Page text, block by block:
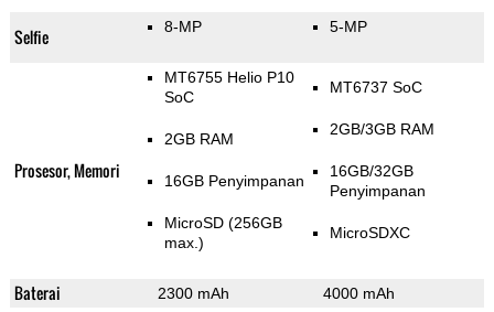
Selfie 8-MP 5-MP
Prosesor, Memori
MT6755 Helio P10
SoC
2GB RAM
16GB Penyimpanan
MicroSD (256GB
max.)
MT6737 SoC
2GB/3GB RAM
16GB/32GB
Penyimpanan
MicroSDXC
Baterai 2300 mAh 4000 mAh